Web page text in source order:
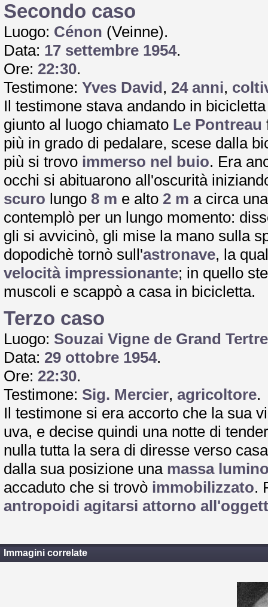
Secondo caso
Luogo: Cénon (Veinne).
Data: 17 settembre 1954.
Ore: 22:30.
Testimone: Yves David, 24 anni,
Il testimone stava andando in
giunto al luogo chiamato Le Pontreau
più in grado di pedalare, scese dalla
più si trovo immerso nel buio. Era
occhi si abituarono all'oscurità
scuro lungo 8 m e alto 2 m a circa
contemplò per un lungo momento:
gli si avvicinò, gli mise la mano sulla
dopodichè tornò sull'astronave, la
velocità impressionante; in quello
muscoli e scappò a casa in bicicletta.
Terzo caso
Luogo: Souzai Vigne de Grand Tertre
Data: 29 ottobre 1954.
Ore: 22:30.
Testimone: Sig. Mercier, agricoltore.
Il testimone si era accorto che la sua
uva, e decise quindi una notte di
nulla tutta la sera di diresse verso
dalla sua posizione una massa
accaduto che si trovò immobilizzato.
antropoidi agitarsi attorno
Immagini correlate